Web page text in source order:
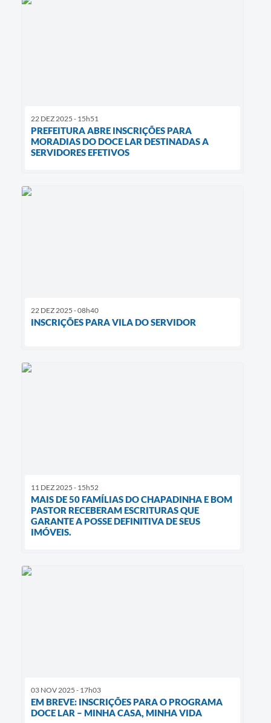
22 DEZ 2025 - 15h51
PREFEITURA ABRE INSCRIÇÕES PARA
MORADIAS DO DOCE LAR DESTINADAS A
SERVIDORES EFETIVOS
22 DEZ 2025 - 08h40
INSCRIÇÕES PARA VILA DO SERVIDOR
11 DEZ 2025 - 15h52
MAIS DE 50 FAMÍLIAS DO CHAPADINHA E BOM
PASTOR RECEBERAM ESCRITURAS QUE
GARANTE A POSSE DEFINITIVA DE SEUS
IMÓVEIS.
03 NOV 2025 - 17h03
EM BREVE: INSCRIÇÕES PARA O PROGRAMA
DOCE LAR – MINHA CASA, MINHA VIDA